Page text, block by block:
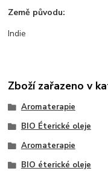
Země původu:
Indie
Zboží zařazeno v
Aromaterapie
BIO Éterické oleje
Aromaterapie
BIO éterické oleje